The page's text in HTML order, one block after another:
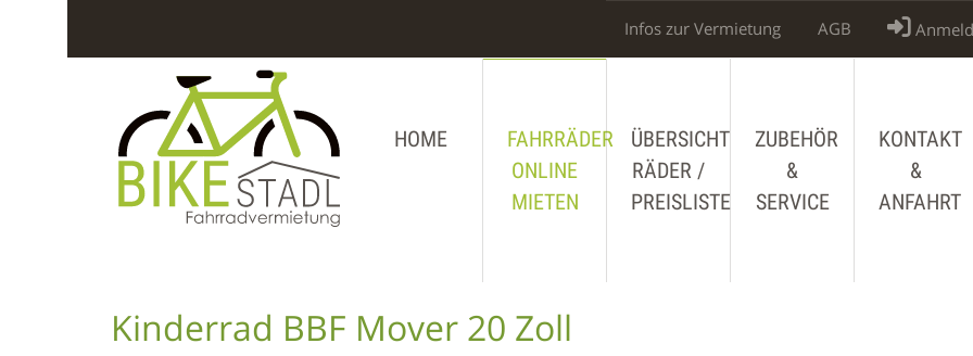
Infos zur Vermietung AGB
HOME
FAHRRÄDER
ONLINE
MIETEN
ÜBERSICHT
RÄDER /
PREISLISTE
ZUBEHÖR
&
SERVICE
KONTAKT
&
ANFAHRT
Kinderrad BBF Mover 20 Zoll